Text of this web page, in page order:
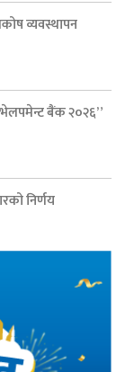
व्यवस्थापन
बैंक २०२६”
निर्णय